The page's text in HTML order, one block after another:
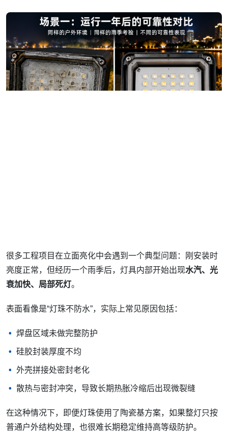
很多工程项目在立面亮化中会遇到一个典型问题：刚安装时
亮度正常，但经历一个雨季后，灯具内部开始出现水汽、光
衰加快、局部死灯。
表面看像是“灯珠不防水”，实际上常见原因包括：
焊盘区域未做完整防护
硅胶封装厚度不均
外壳拼接处密封老化
散热与密封冲突，导致长期热胀冷缩后出现微裂缝
在这种情况下，即便灯珠使用了陶瓷基方案，如果整灯只按
普通户外结构处理，也很难长期稳定维持高等级防护。